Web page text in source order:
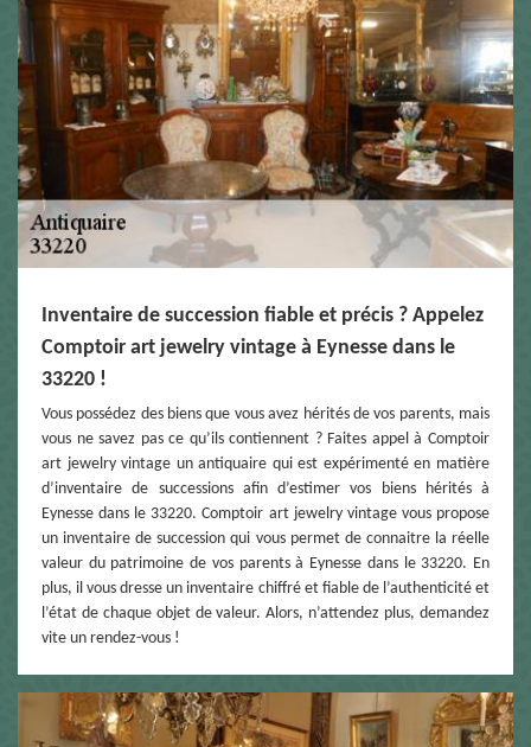
Inventaire de succession fiable et précis ? Appelez
Comptoir art jewelry vintage à Eynesse dans le
33220 !
Vous possédez des biens que vous avez hérités de vos parents, mais
vous ne savez pas ce qu’ils contiennent ? Faites appel à Comptoir
art jewelry vintage un antiquaire qui est expérimenté en matière
d’inventaire de successions afin d’estimer vos biens hérités à
Eynesse dans le 33220. Comptoir art jewelry vintage vous propose
un inventaire de succession qui vous permet de connaitre la réelle
valeur du patrimoine de vos parents à Eynesse dans le 33220. En
plus, il vous dresse un inventaire chiffré et fiable de l’authenticité et
l’état de chaque objet de valeur. Alors, n’attendez plus, demandez
vite un rendez-vous !